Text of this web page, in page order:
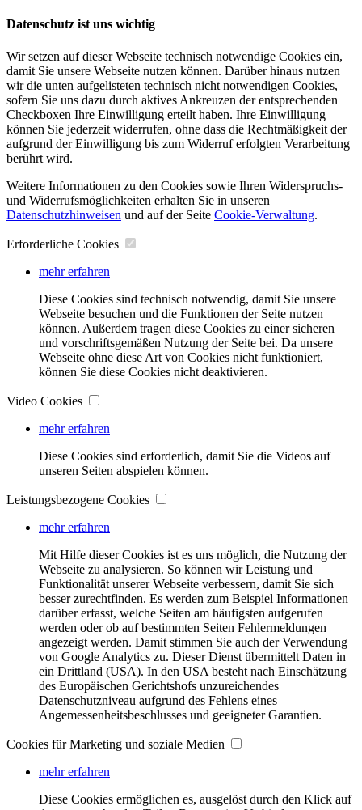
Datenschutz ist uns wichtig
Wir setzen auf dieser Webseite technisch notwendige Cookies ein,
damit Sie unsere Webseite nutzen können. Darüber hinaus nutzen
wir die unten aufgelisteten technisch nicht notwendigen Cookies,
sofern Sie uns dazu durch aktives Ankreuzen der entsprechenden
Checkboxen Ihre Einwilligung erteilt haben. Ihre Einwilligung
können Sie jederzeit widerrufen, ohne dass die Rechtmäßigkeit der
aufgrund der Einwilligung bis zum Widerruf erfolgten Verarbeitung
berührt wird.
Weitere Informationen zu den Cookies sowie Ihren Widerspruchs-
und Widerrufsmöglichkeiten erhalten Sie in unseren
Datenschutzhinweisen und auf der Seite Cookie-Verwaltung​.
Erforderliche Cookies
mehr erfahren
Diese Cookies sind technisch notwendig, damit Sie unsere
Webseite besuchen und die Funktionen der Seite nutzen
können. Außerdem tragen diese Cookies zu einer sicheren
und vorschriftsgemäßen Nutzung der Seite bei. Da unsere
Webseite ohne diese Art von Cookies nicht funktioniert,
können Sie diese Cookies nicht deaktivieren.
Video Cookies
mehr erfahren
Diese Cookies sind erforderlich, damit Sie die Videos auf
unseren Seiten abspielen können.
Leistungsbezogene Cookies
mehr erfahren
Mit Hilfe dieser Cookies ist es uns möglich, die Nutzung der
Webseite zu analysieren. So können wir Leistung und
Funktionalität unserer Webseite verbessern, damit Sie sich
besser zurechtfinden. Es werden zum Beispiel Informationen
darüber erfasst, welche Seiten am häufigsten aufgerufen
werden oder ob auf bestimmten Seiten Fehlermeldungen
angezeigt werden. Damit stimmen Sie auch der Verwendung
von Google Analytics zu. Dieser Dienst übermittelt Daten in
ein Drittland (USA). In den USA besteht nach Einschätzung
des Europäischen Gerichtshofs unzureichendes
Datenschutzniveau aufgrund des Fehlens eines
Angemessenheitsbeschlusses und geeigneter Garantien.
Cookies für Marketing und soziale Medien
mehr erfahren
Diese Cookies ermöglichen es, ausgelöst durch den Klick auf